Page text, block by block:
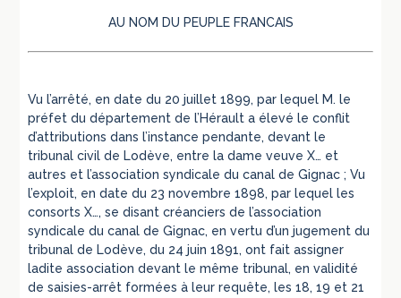
AU NOM DU PEUPLE FRANCAIS
Vu l’arrêté, en date du 20 juillet 1899, par lequel M. le
préfet du département de l’Hérault a élevé le conflit
d’attributions dans l’instance pendante, devant le
tribunal civil de Lodève, entre la dame veuve X… et
autres et l’association syndicale du canal de Gignac ; Vu
l’exploit, en date du 23 novembre 1898, par lequel les
consorts X…, se disant créanciers de l’association
syndicale du canal de Gignac, en vertu d’un jugement du
tribunal de Lodève, du 24 juin 1891, ont fait assigner
ladite association devant le même tribunal, en validité
de saisies-arrêt formées à leur requête, les 18, 19 et 21